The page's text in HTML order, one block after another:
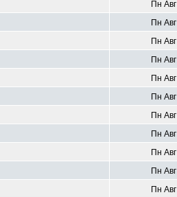
Пн
Пн
Пн
Пн
Пн
Пн
Пн
Пн
Пн
Пн
Пн